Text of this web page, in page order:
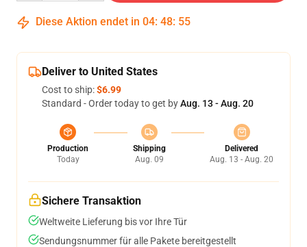
Diese Aktion endet in 04: 48: 55
Deliver to United States
Cost to ship:$6.99
Standard - Order today to get byAug. 13 - Aug. 20
Production
Today
Shipping
Aug. 09
Delivered
Aug. 13 - Aug. 20
Sichere Transaktion
Weltweite Lieferung bis vor Ihre Tür
Sendungsnummer für alle Pakete bereitgestellt